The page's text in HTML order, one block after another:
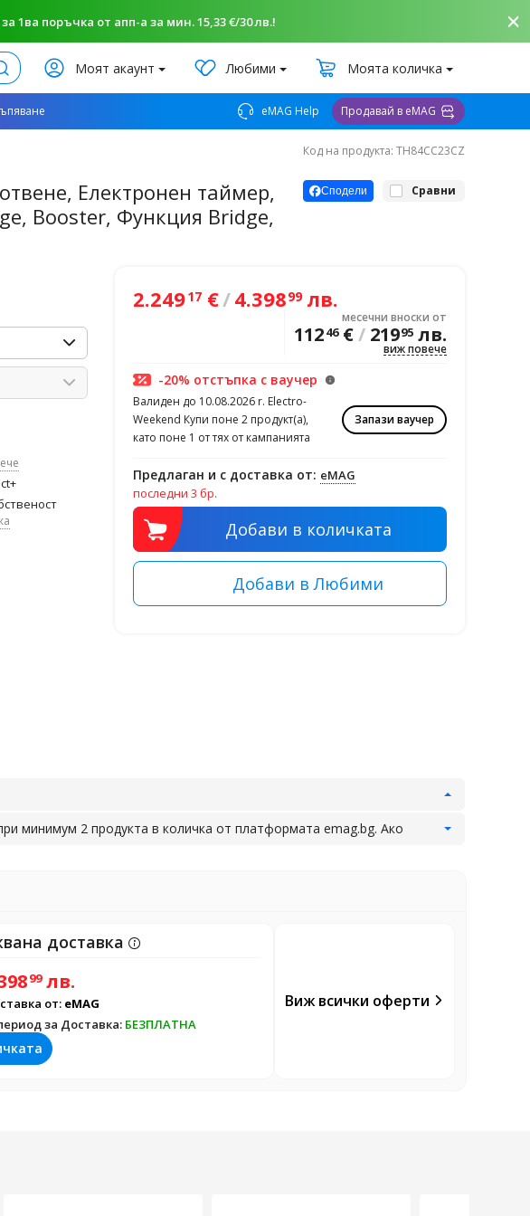
1ва поръчка от апп-а за мин. 15,33 €/30 лв.!
Моят акаунт Любими Моята количка
eMAG Help Продавай в eMAG
Код на продукта: TH84CC23CZ
Електронен таймер,
Booster, Функция Bridge,
Сподели Сравни
2.24917 €/4.39899 лв.
месечни вноски от
11246 €/ 21995 лв.
виж повече
-20% отстъпка с ваучер
Валиден до 10.08.2026 r. Electro-
Weekend Купи поне 2 продукт(а),
като поне 1 от тях от кампанията
Запази ваучер
Предлаган и с доставка от: eMAG
последни 3 бр.
Добави в количката
минимум 2 продукта в количка от платформата emag.bg. Ако
доставка
99 лв.
от: eMAG
за Доставка: БЕЗПЛАТНА
Виж всички оферти